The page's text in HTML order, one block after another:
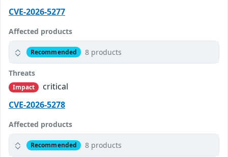
CVE-2026-5277
Affected products
Recommended 8 products
Threats
Impact
critical
CVE-2026-5278
Affected products
Recommended 8 products